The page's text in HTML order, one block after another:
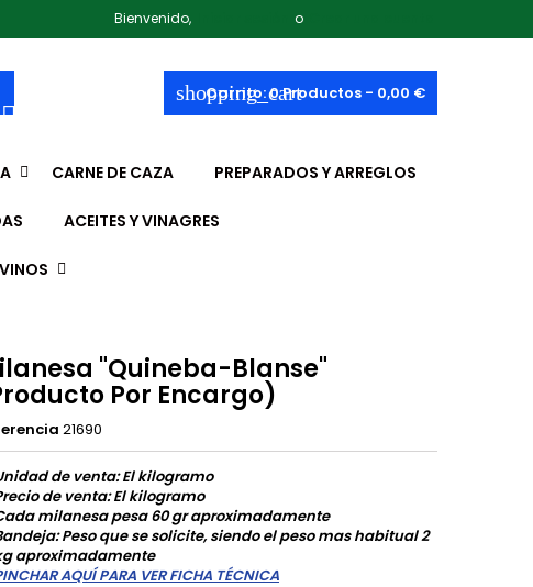
Bienvenido, o
shopping_cart
Carrito:0Productos - 0,00 €

CARNE DE CAZA PREPARADOS Y ARREGLOS
ACEITES Y VINAGRES
VINOS
"Quineba-Blanse"
Por Encargo)
21690
de venta: El kilogramo
de venta: El kilogramo
milanesa pesa 60 gr aproximadamente
Peso que se solicite, siendo el peso mas habitual 2
aproximadamente
AQUÍ PARA VER FICHA TÉCNICA